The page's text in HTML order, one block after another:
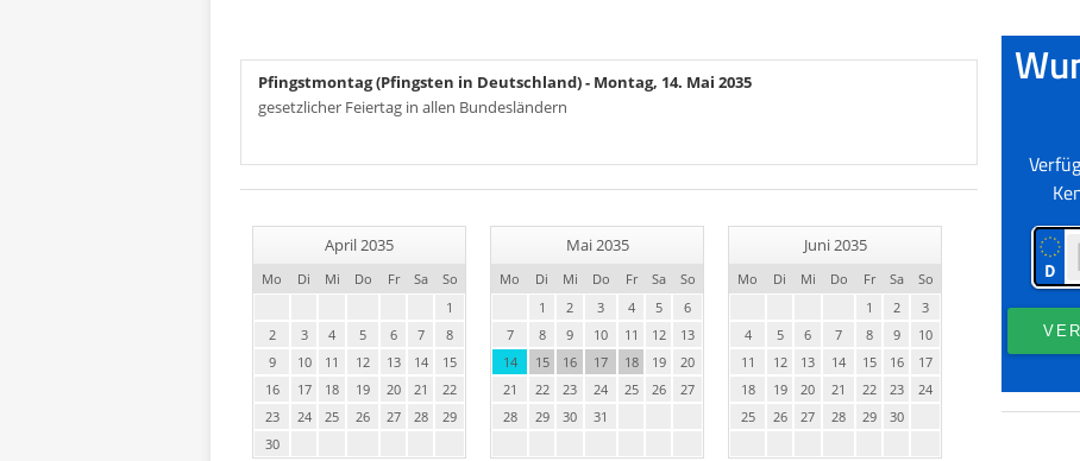
Pfingstmontag (Pfingsten in Deutschland)- Montag, 14. Mai 2035
gesetzlicher Feiertag in allen Bundesländern
April 2035
Mo Di Mi Do Fr Sa
So
1
2
3 4 5 6 7
8
9
10 11 12 13 14
15
16
17 18 19 20 21
22
23
24 25 26 27 28
29
30
Mai 2035
Mo Di Mi Do Fr Sa
So
1
2 3 4 5
6
7
8 9 10 11 12
13
14
15 16 17 18 19
20
21
22 23 24 25 26
27
28
29 30 31
Juni 2035
Mo Di Mi Do Fr Sa
So
1
2
3
4
5 6 7 8 9
10
11
12 13 14 15 16
17
18
19 20 21 22 23
24
25
26 27 28 29 30